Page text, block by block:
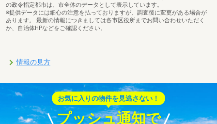
の政令指定都市は、市全体のデータとして表示しています。
※提供データには細心の注意を払っておりますが、調査後に変更がある場合が
あります。 最新の情報につきましては各市区役所までお問い合わせいただく
か、自治体HPなどをご確認ください。
情報の見方
お気に入りの物件を見逃さない！
プッシュ通知で